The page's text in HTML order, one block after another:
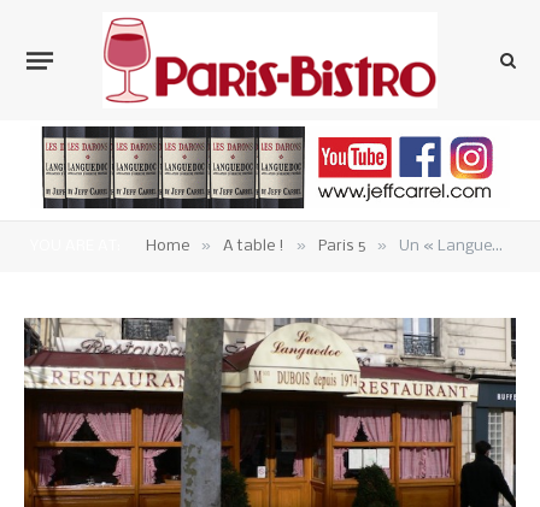
Home » A table ! » Paris 5 » Un « Languedoc » à l’ancienne